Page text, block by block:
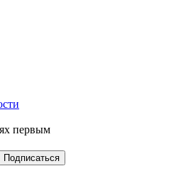
первым